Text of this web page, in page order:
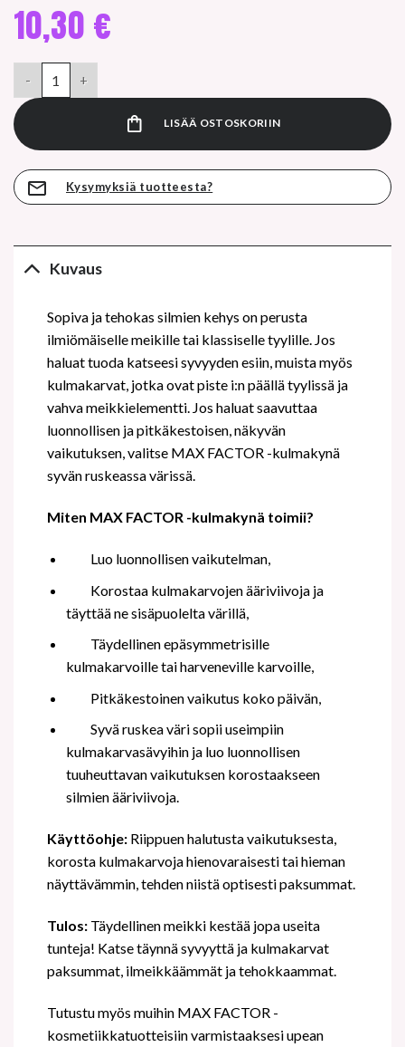
10,30 €
LISÄÄ OSTOSKORIIN
Kysymyksiä tuotteesta?
Kuvaus
Sopiva ja tehokas silmien kehys on perusta
ilmiömäiselle meikille tai klassiselle tyylille. Jos
haluat tuoda katseesi syvyyden esiin, muista myös
kulmakarvat, jotka ovat piste i:n päällä tyylissä ja
vahva meikkielementti. Jos haluat saavuttaa
luonnollisen ja pitkäkestoisen, näkyvän
vaikutuksen, valitse MAX FACTOR -kulmakynä
syvän ruskeassa värissä.
Miten MAX FACTOR -kulmakynä toimii?
Luo luonnollisen vaikutelman,
Korostaa kulmakarvojen ääriviivoja ja
täyttää ne sisäpuolelta värillä,
Täydellinen epäsymmetrisille
kulmakarvoille tai harveneville karvoille,
Pitkäkestoinen vaikutus koko päivän,
Syvä ruskea väri sopii useimpiin
kulmakarvasävyihin ja luo luonnollisen
tuuheuttavan vaikutuksen korostaakseen
silmien ääriviivoja.
Käyttöohje: Riippuen halutusta vaikutuksesta,
korosta kulmakarvoja hienovaraisesti tai hieman
näyttävämmin, tehden niistä optisesti paksummat.
Tulos: Täydellinen meikki kestää jopa useita
tunteja! Katse täynnä syvyyttä ja kulmakarvat
paksummat, ilmeikkäämmät ja tehokkaammat.
Tutustu myös muihin MAX FACTOR -
kosmetiikkatuotteisiin varmistaaksesi upean